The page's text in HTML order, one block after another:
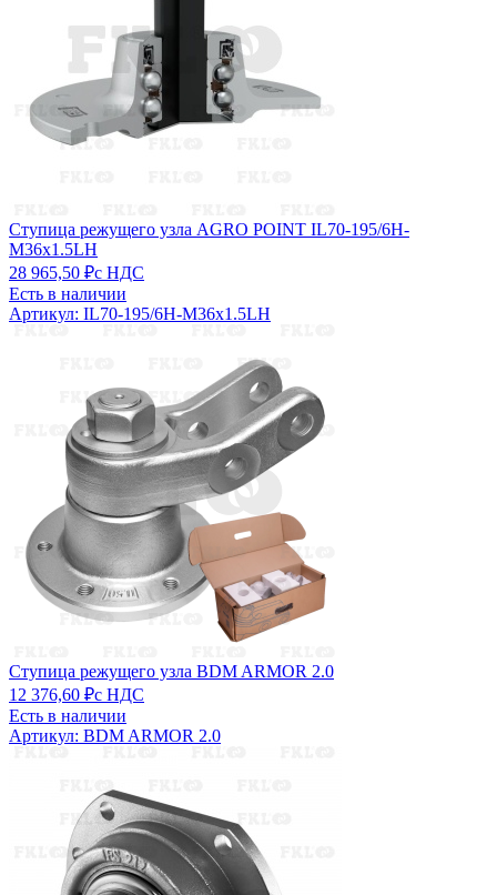
Ступица режущего узла AGRO POINT IL70-195/6H-
M36x1.5LH
28 965,50 ₽с НДС
Есть в наличии
Артикул: IL70-195/6H-M36x1.5LH
Ступица режущего узла BDM ARMOR 2.0
12 376,60 ₽с НДС
Есть в наличии
Артикул: BDM ARMOR 2.0